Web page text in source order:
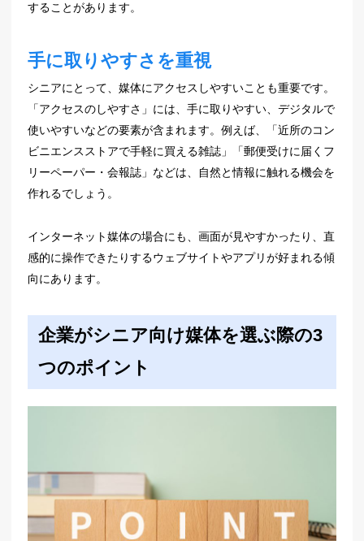
することがあります。
手に取りやすさを重視
シニアにとって、媒体にアクセスしやすいことも重要です。
「アクセスのしやすさ」には、手に取りやすい、デジタルで
使いやすいなどの要素が含まれます。例えば、「近所のコン
ビニエンスストアで手軽に買える雑誌」「郵便受けに届くフ
リーペーパー・会報誌」などは、自然と情報に触れる機会を
作れるでしょう。
インターネット媒体の場合にも、画面が見やすかったり、直
感的に操作できたりするウェブサイトやアプリが好まれる傾
向にあります。
企業がシニア向け媒体を選ぶ際の3
つのポイント